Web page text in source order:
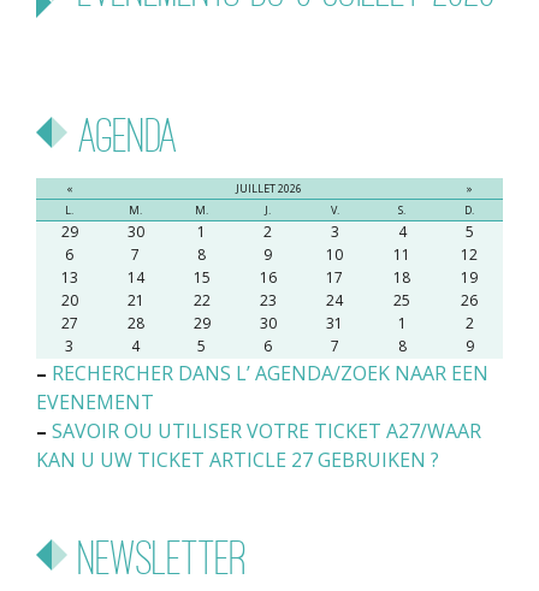
Agenda
« JUILLET 2026
»
L.
M. M. J. V. S. D.
29 30 1 2 3 4
5
6
7 8 9 10 11
12
13
14 15 16 17 18
19
20
21 22 23 24 25
26
27
28 29 30 31 1
2
3
4 5 6 7 8 9
– RECHERCHER DANS L’ AGENDA/ZOEK NAAR EEN
EVENEMENT
– SAVOIR OU UTILISER VOTRE TICKET A27/WAAR
KAN U UW TICKET ARTICLE 27 GEBRUIKEN ?
Newsletter